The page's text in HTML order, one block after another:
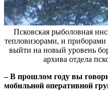
Псковская рыболовная
тепловизорами, и
выйти на новый уровень
архива отдела
– В прошлом году вы
мобильной оперативной